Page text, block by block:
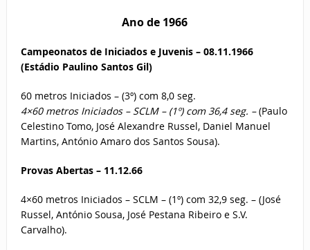
Ano de 1966
Campeonatos de Iniciados e Juvenis – 08.11.1966
(Estádio Paulino Santos Gil)
60 metros Iniciados – (3º) com 8,0 seg.
4×60 metros Iniciados – SCLM – (1º) com 36,4 seg. –(Paulo
Celestino Tomo, José Alexandre Russel, Daniel Manuel
Martins, António Amaro dos Santos Sousa).
Provas Abertas – 11.12.66
4×60 metros Iniciados – SCLM – (1º) com 32,9 seg. – (José
Russel, António Sousa, José Pestana Ribeiro e S.V.
Carvalho).